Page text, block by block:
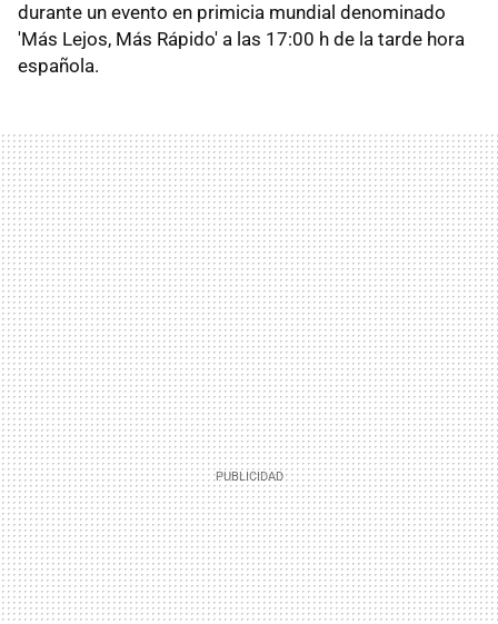
durante un evento en primicia mundial denominado
'Más Lejos, Más Rápido' a las 17:00 h de la tarde hora
española.